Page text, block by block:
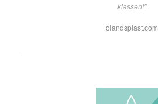
klassen!"
olandsplast.com